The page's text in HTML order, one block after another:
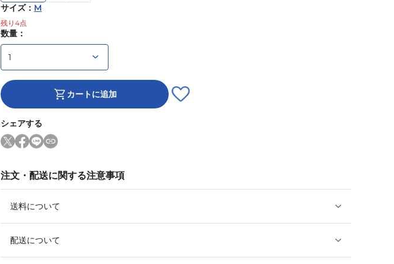
サイズ： M
残り 4点
数量：
カートに追加
シェアする
注文・配送に関する注意事項
送料について
配送について